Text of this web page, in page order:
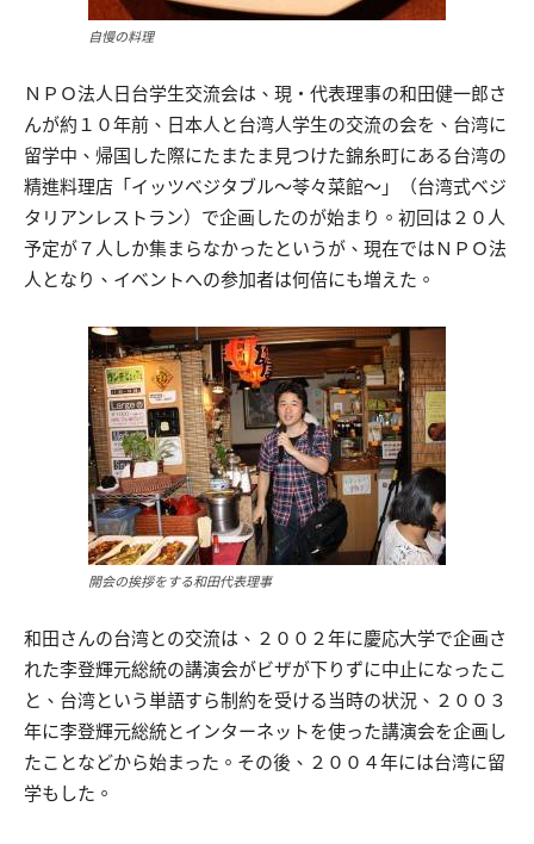
自慢の料理
ＮＰＯ法人日台学生交流会は、現・代表理事の和田健一郎さ
んが約１０年前、日本人と台湾人学生の交流の会を、台湾に
留学中、帰国した際にたまたま見つけた錦糸町にある台湾の
精進料理店「イッツベジタブル～苓々菜館～」（台湾式ベジ
タリアンレストラン）で企画したのが始まり。初回は２０人
予定が７人しか集まらなかったというが、現在ではＮＰＯ法
人となり、イベントへの参加者は何倍にも増えた。
開会の挨拶をする和田代表理事
和田さんの台湾との交流は、２００２年に慶応大学で企画さ
れた李登輝元総統の講演会がビザが下りずに中止になったこ
と、台湾という単語すら制約を受ける当時の状況、２００３
年に李登輝元総統とインターネットを使った講演会を企画し
たことなどから始まった。その後、２００４年には台湾に留
学もした。